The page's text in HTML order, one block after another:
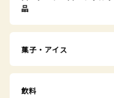
品
菓子・アイス
飲料